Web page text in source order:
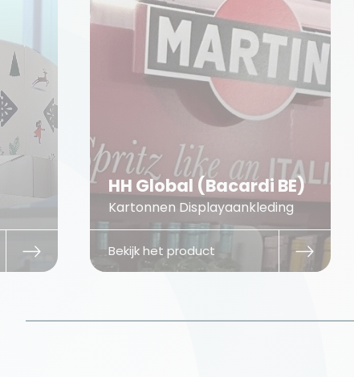
HH Global (Bacardi BE)
Kartonnen Displayaankleding
Bekijk het product